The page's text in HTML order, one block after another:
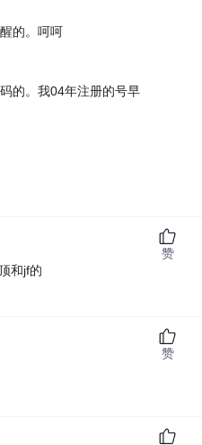
的。呵呵
的。我04年注册的号早
和jf的
赞
赞